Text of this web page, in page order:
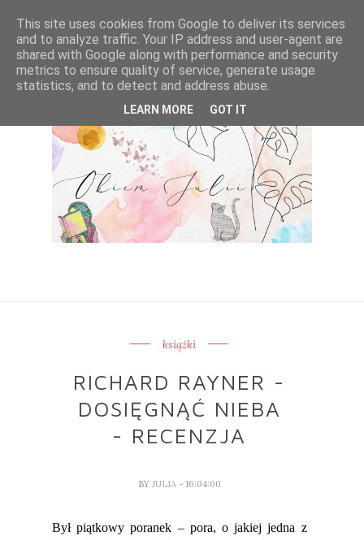
książki
RICHARD RAYNER -
DOSIĘGNĄĆ NIEBA
- RECENZJA
BY JULIA - 16:04:00
Był piątkowy poranek – pora, o jakiej jedna z
This site uses cookies from Google to deliver its services
and to analyze traffic. Your IP address and user-agent are
shared with Google along with performance and security
metrics to ensure quality of service, generate usage
statistics, and to detect and address abuse.
LEARN MORE GOT IT